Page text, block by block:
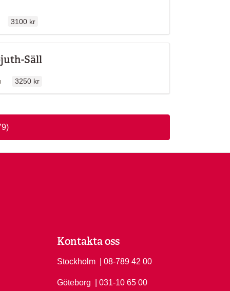
3100 kr
Säll
3250 kr
Kontakta oss
Stockholm Ring Stockholm på
| 08-789 42 00
Göteborg Ring Göteborg på
| 031-10 65 00